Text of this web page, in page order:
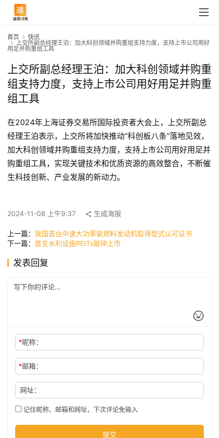
首
页
快
公
技
首页
快讯
上交所副总经理王泊：加大科创领域并购重组支持力度，支持上市公司用好
用足并购重组工具
上交所副总经理王泊：加大科创领域并购重
组支持力度，支持上市公司用好用足并购重
组工具
在2024年上海证券交易所国际投资者大会上，上交所副总
经理王泊表示，上交所将加快推动“科创板八条”落地见效，
加大科创领域并购重组支持力度，支持上市公司用好用足并
购重组工具，实现关键技术和优质资源的高效整合，不断催
生科技创新、产业发展的新动力。
2024-11-08 上午9:37 生成海报
上一篇： 我国首台中速大功率氨燃料发动机取得型式认可证书
下一篇： 首支水利设施REITs敲钟上市
发表回复
*昵称：
*邮箱：
网址：
记住昵称、邮箱和网址，下次评论免输入
提交